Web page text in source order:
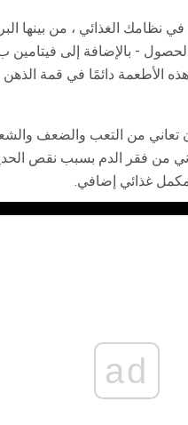
الأطعمة دائمًا في قمة
تعاني من التعب والضعف
من فقر الدم بسبب نقص
مكمل غذائي إضافي.
ad